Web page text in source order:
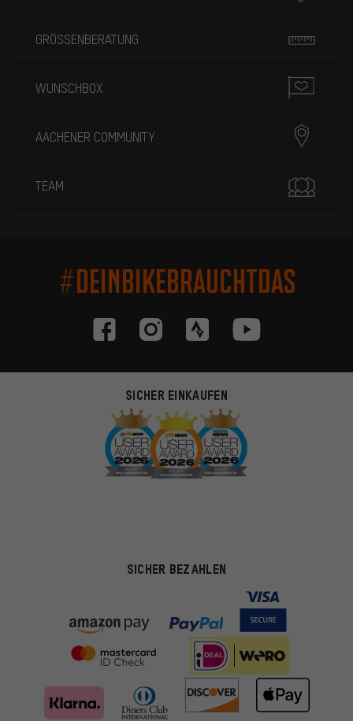
GRÖSSENBERATUNG
WUNSCHBOX
AACHENER COMMUNITY
TEAM
#DEINBIKEBRAUCHTDAS
SICHER EINKAUFEN
SICHER BEZAHLEN